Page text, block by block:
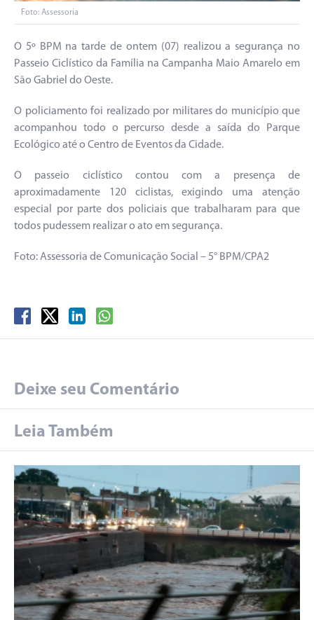
Foto: Assessoria
O 5º BPM na tarde de ontem (07) realizou a segurança no
Passeio Ciclístico da Família na Campanha Maio Amarelo em
São Gabriel do Oeste.
O policiamento foi realizado por militares do município que
acompanhou todo o percurso desde a saída do Parque
Ecológico até o Centro de Eventos da Cidade.
O passeio ciclístico contou com a presença de
aproximadamente 120 ciclistas, exigindo uma atenção
especial por parte dos policiais que trabalharam para que
todos pudessem realizar o ato em segurança.
Foto: Assessoria de Comunicação Social – 5° BPM/CPA2
Deixe seu Comentário
Leia Também